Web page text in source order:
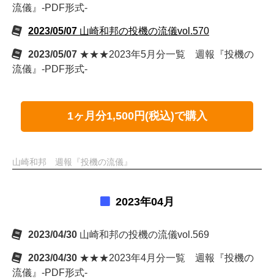
流儀』-PDF形式-
2023/05/07 山崎和邦の投機の流儀vol.570
2023/05/07 ★★★2023年5月分一覧 週報『投機の
流儀』-PDF形式-
1ヶ月分1,500円(税込)で購入
山崎和邦 週報『投機の流儀』
2023年04月
2023/04/30 山崎和邦の投機の流儀vol.569
2023/04/30 ★★★2023年4月分一覧 週報『投機の
流儀』-PDF形式-